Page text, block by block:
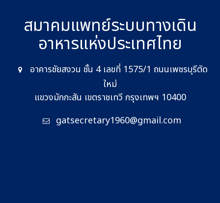
สมาคมแพทย์ระบบทางเดิน
อาหารแห่งประเทศไทย
อาคารชัยสงวน ชั้น 4 เลขที่ 1575/1 ถนนเพชรบุรีตัด
ใหม่
แขวงมักกะสัน เขตราชเทวี กรุงเทพฯ 10400
gatsecretary1960@gmail.com